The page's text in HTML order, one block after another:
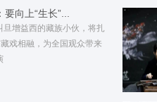
向上“生长”...
旦增益西的藏族小伙，将扎
戏相融，为全国观众带来